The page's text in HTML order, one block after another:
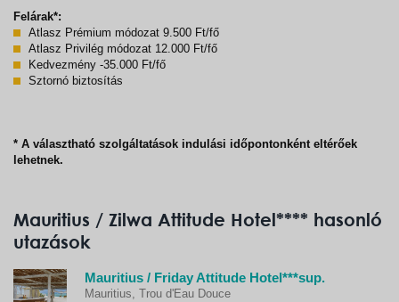
Felárak*:
Atlasz Prémium módozat 9.500 Ft/fő
Atlasz Privilég módozat 12.000 Ft/fő
Kedvezmény -35.000 Ft/fő
Sztornó biztosítás
* A választható szolgáltatások indulási időpontonként eltérőek
lehetnek.
Mauritius / Zilwa Attitude Hotel**** hasonló
utazások
Mauritius / Friday Attitude Hotel***sup.
Mauritius, Trou d'Eau Douce